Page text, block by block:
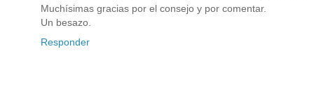
Muchísimas gracias por el consejo y por comentar.
Un besazo.
Responder